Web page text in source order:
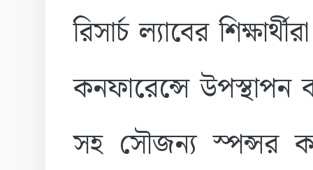
রিসার্চ ল্যাবের
কনফারেন্সে উপস্থাপন
সহ সৌজন্য স্পন্সর